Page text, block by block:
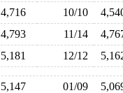
4,716 10/10
4,793 11/14
5,181 12/12
5,147 01/09